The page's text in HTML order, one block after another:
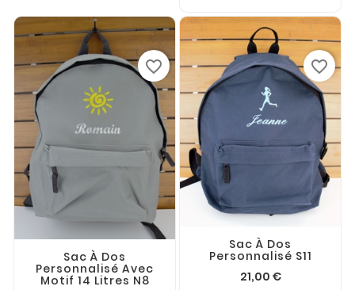
Sac À Dos
Personnalisé Avec
Motif 14 Litres N8
favorite_border
Sac À Dos
Personnalisé S11
21,00 €
favorite_border